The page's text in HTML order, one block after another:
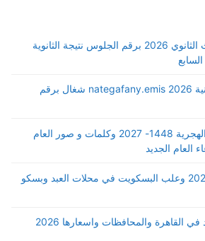
معرفة نتيجة الصف الثالث الثانوي 2026 برقم الجلوس نتيجة الثانوية
رابط نتيجة الدبلومات الفنية 2026 nategafany.emis شغال برقم
رسائل تهنئة رأس السنة الهجرية 1448- 2027 وكلمات و صور العام
جميع أسعار كحك العيد 2026 وعلب البسكويت في محلات العبد وبسكو
اجمل أماكن خروجة العيد في القاهرة والمحافظات واسعارها 2026